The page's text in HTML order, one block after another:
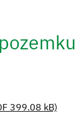
399.08 kB)